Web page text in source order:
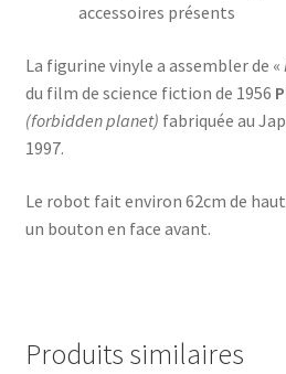
accessoires présents
La figurine vinyle a assembler de «
du film de science fiction de 1956
(forbidden planet) fabriquée au
1997.
Le robot fait environ 62cm de
un bouton en face avant.
Produits similaires